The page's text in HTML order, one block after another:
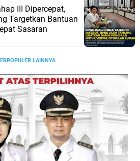
III Dipercepat,
Targetkan Bantuan
Sasaran
LAINNYA